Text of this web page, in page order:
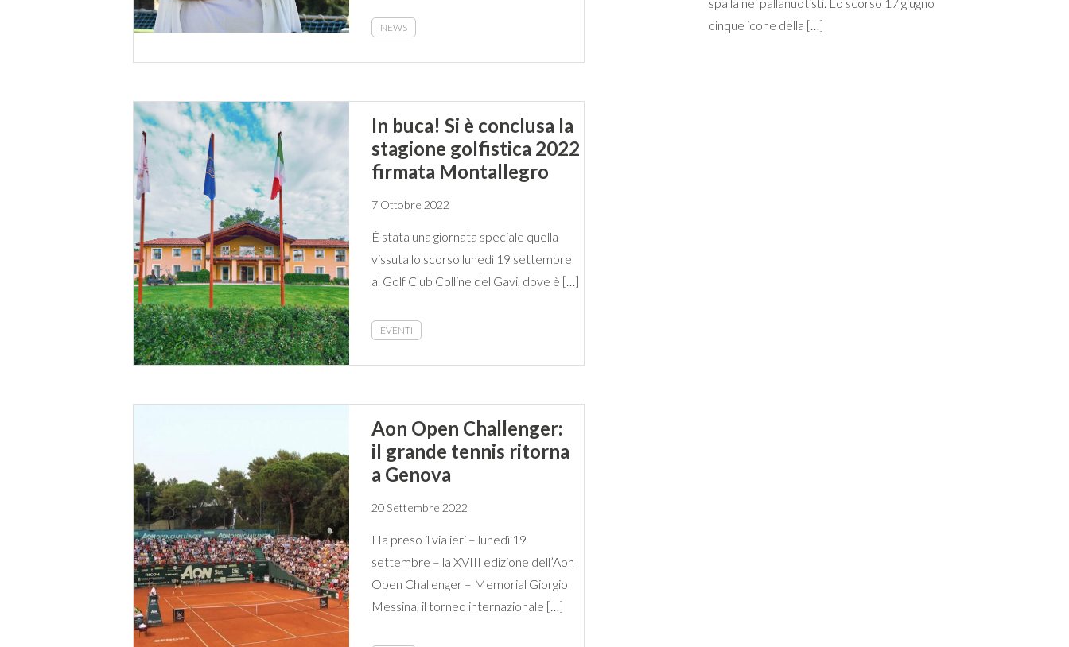
NEWS
In buca! Si è conclusa la
stagione golfistica 2022
firmata Montallegro
7 Ottobre 2022
È stata una giornata speciale quella
vissuta lo scorso lunedì 19 settembre
al Golf Club Colline del Gavi, dove è […]
EVENTI
Aon Open Challenger:
il grande tennis ritorna
a Genova
20 Settembre 2022
Ha preso il via ieri – lunedì 19
settembre – la XVIII edizione dell’Aon
Open Challenger – Memorial Giorgio
Messina, il torneo internazionale […]
spalla nei pallanuotisti. Lo scorso 17 giugno
cinque icone della […]